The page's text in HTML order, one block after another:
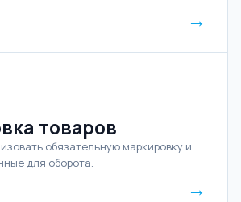
→
товаров
обязательную маркировку и
для оборота.
→